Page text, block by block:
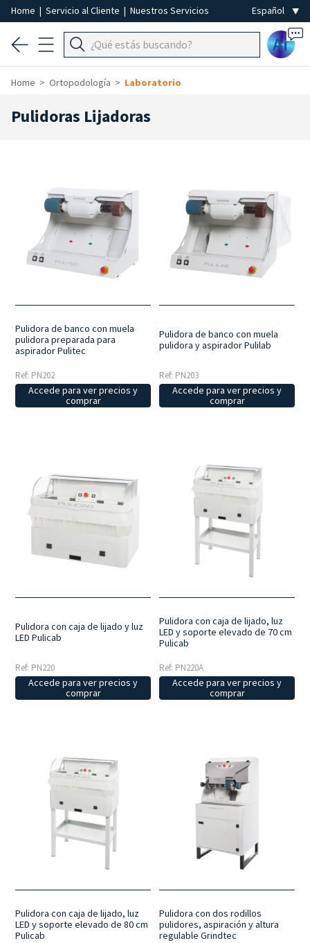
Home | Servicio al Cliente | Nuestros Servicios
Ai
Home Ortopodología Laboratorio
Pulidoras Lijadoras
Pulidora de banco con muela
pulidora preparada para
aspirador Pulitec
Ref: PN202
Accede para ver precios y
comprar
Pulidora de banco con muela
pulidora y aspirador Pulilab
Ref: PN203
Accede para ver precios y
comprar
Pulidora con caja de lijado y luz
LED Pulicab
Ref: PN220
Accede para ver precios y
comprar
Pulidora con caja de lijado, luz
LED y soporte elevado de 70 cm
Pulicab
Ref: PN220A
Accede para ver precios y
comprar
Pulidora con caja de lijado, luz
LED y soporte elevado de 80 cm
Pulicab
Pulidora con dos rodillos
pulidores, aspiración y altura
regulable Grindtec